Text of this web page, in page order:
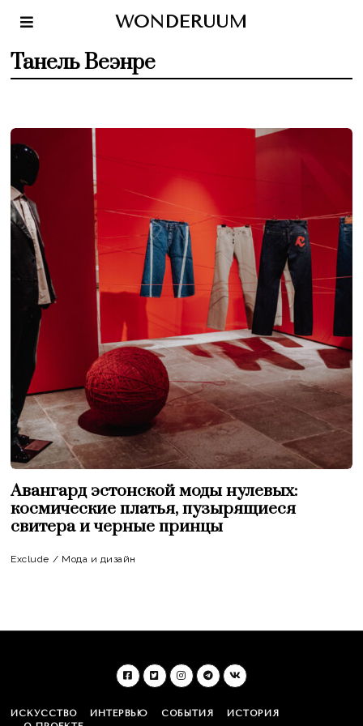
WONDERUUM
Танель Веэнре
Авангард эстонской моды нулевых:
космические платья, пузырящиеся
свитера и черные принцы
Exclude / Мода и дизайн
ИСКУССТВО ИНТЕРВЬЮ СОБЫТИЯ
ИСТОРИЯ